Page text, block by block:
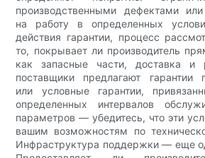
производственными дефектами или
на работу в определенных
действия гарантии, процесс
то, покрывает ли производитель
как запасные части, доставка и
поставщики предлагают гарантии
или условные гарантии,
определенных интервалов
параметров — убедитесь, что эти
вашим возможностям по
Инфраструктура поддержки — еще